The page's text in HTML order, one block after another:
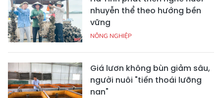
nhuyễn thể theo hướng bền
vững
NÔNG NGHIỆP
Giá lươn không bùn giảm sâu,
người nuôi "tiến thoái lưỡng
nan"